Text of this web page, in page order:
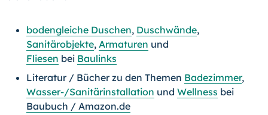
bodengleiche Duschen, Duschwände,
Sanitärobjekte, Armaturen und
Fliesen bei Baulinks
Literatur / Bücher zu den Themen Badezimmer,
Wasser-/Sanitärinstallation und Wellness bei
Baubuch / Amazon.de